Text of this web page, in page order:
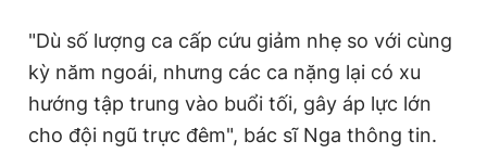
"Dù số lượng ca cấp cứu giảm nhẹ so với cùng
kỳ năm ngoái, nhưng các ca nặng lại có xu
hướng tập trung vào buổi tối, gây áp lực lớn
cho đội ngũ trực đêm", bác sĩ Nga thông tin.